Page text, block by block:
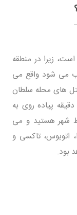
زیرا در منطقه
می شود واقع می
های محله سلطان
پیاده روی به
شهر هستید و می
اتوبوس، تاکسی و
بود.